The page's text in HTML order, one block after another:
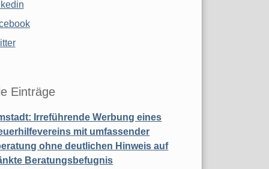
Einträge
Irreführende Werbung eines
mit umfassender
ohne deutlichen Hinweis auf
Beratungsbefugnis